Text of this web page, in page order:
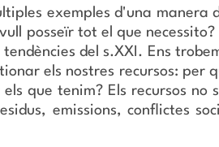
exemples d'una
posseïr tot el que
del s.XXI. Ens
els nostres recursos: per
que tenim? Els recursos
emissions, conflictes